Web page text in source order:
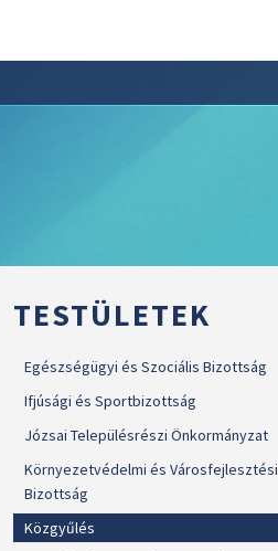
TESTÜLETEK
Egészségügyi és Szociális Bizottság
Ifjúsági és Sportbizottság
Józsai Településrészi Önkormányzat
Környezetvédelmi és Városfejlesztési
Bizottság
Közgyűlés